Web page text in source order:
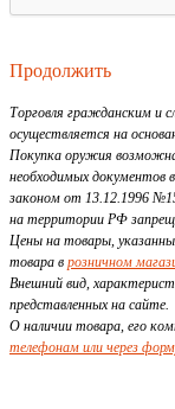
Продолжить
Торговля гражданским и
осуществляется на
Покупка оружия
необходимых документов
законом от 13.12.1996
на территории РФ
Цены на товары,
товара в розничном
Внешний вид,
представленных на сайте.
О наличии товара, его
телефонам или через